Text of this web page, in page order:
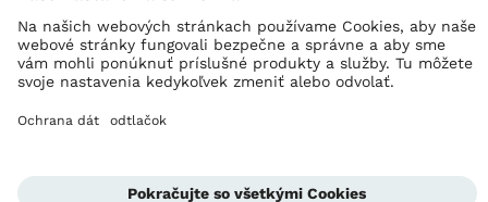
Nastavenia ochrany údajov
Ochrana osobných údajov
Imprint
Všeobecné podmienky
Jednotka ochrany korektného správania